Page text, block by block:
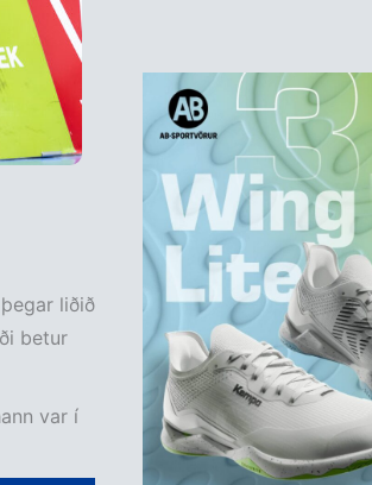
liðið
betur
var í